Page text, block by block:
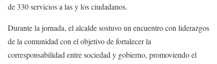
de 330 servicios a las y los ciudadanos.
Durante la jornada, el alcalde sostuvo un encuentro con liderazgos
de la comunidad con el objetivo de fortalecer la
corresponsabilidad entre sociedad y gobierno, promoviendo el